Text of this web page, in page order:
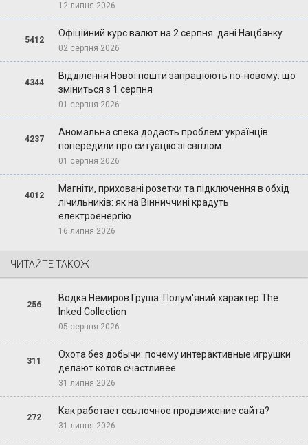
12 липня 2026
5412
Офіційний курс валют на 2 серпня: дані Нацбанку
02 серпня 2026
4344
Відділення Нової пошти запрацюють по-новому: що
зміниться з 1 серпня
01 серпня 2026
4237
Аномальна спека додасть проблем: українців
попередили про ситуацію зі світлом
01 серпня 2026
4012
Магніти, приховані розетки та підключення в обхід
лічильників: як на Вінниччині крадуть
електроенергію
16 липня 2026
ЧИТАЙТЕ ТАКОЖ
256
Водка Немиров Груша: Полум'яний характер The
Inked Collection
05 серпня 2026
311
Охота без добычи: почему интерактивные игрушки
делают котов счастливее
31 липня 2026
272
Как работает ссылочное продвижение сайта?
31 липня 2026